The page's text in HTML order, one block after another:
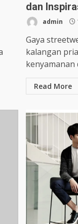
dan
admin
Gaya
kalangan
kenyamanan
Read More